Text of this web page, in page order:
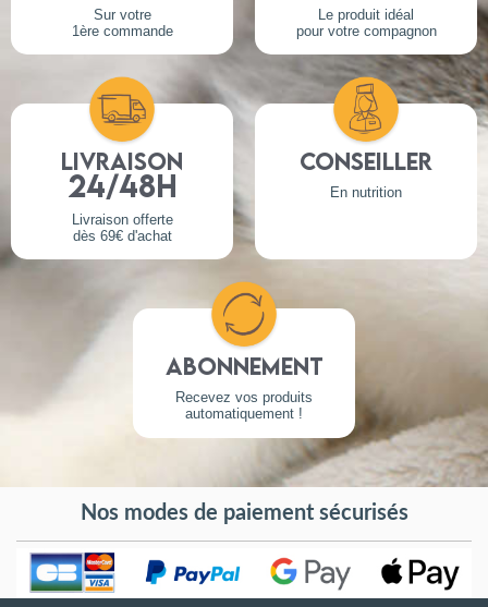
Sur votre
1ère commande
Le produit idéal
pour votre compagnon
Livraison
24/48h
Livraison offerte
dès 69€ d'achat
Conseiller
En nutrition
Abonnement
Recevez vos produits
automatiquement !
Nos modes de paiement sécurisés